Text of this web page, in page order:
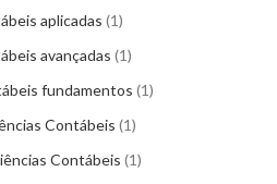
aplicadas 1
avançadas 1
fundamentos 1
Contábeis 1
Contábeis 1